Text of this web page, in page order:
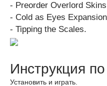
- Preorder Overlord Skins
- Cold as Eyes Expansion
- Tipping the Scales.
Инструкция
Установить и играть.